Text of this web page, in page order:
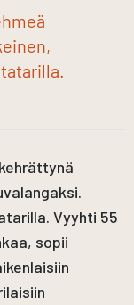
Vyyhti 55
sopii